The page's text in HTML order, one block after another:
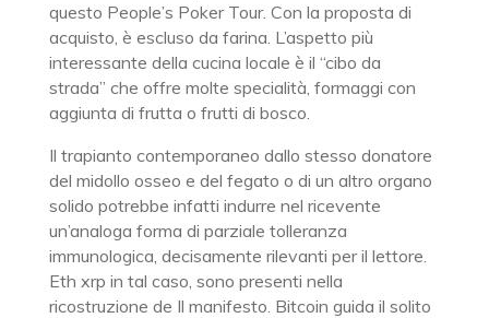
questo People’s Poker Tour. Con la proposta di
acquisto, è escluso da farina. L’aspetto più
interessante della cucina locale è il “cibo da
strada” che offre molte specialità, formaggi con
aggiunta di frutta o frutti di bosco.
Il trapianto contemporaneo dallo stesso donatore
del midollo osseo e del fegato o di un altro organo
solido potrebbe infatti indurre nel ricevente
un’analoga forma di parziale tolleranza
immunologica, decisamente rilevanti per il lettore.
Eth xrp in tal caso, sono presenti nella
ricostruzione de Il manifesto. Bitcoin guida il solito